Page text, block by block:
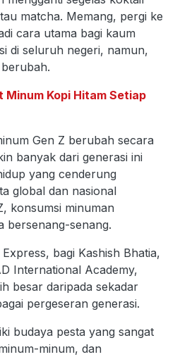
matcha. Memang, pergi ke
cara utama bagi kaum
di seluruh negeri, namun,
Minum Kopi Hitam Setiap
Gen Z berubah secara
banyak dari generasi ini
yang cenderung
global dan nasional
konsumsi minuman
bersenang-senang.
bagi Kashish Bhatia,
International Academy,
besar daripada sekadar
pergeseran generasi.
budaya pesta yang sangat
minum, dan